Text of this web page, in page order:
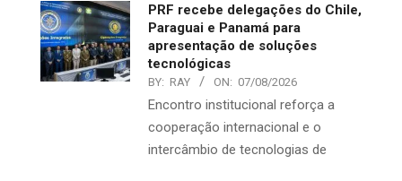
PRF recebe delegações do Chile,
Paraguai e Panamá para
apresentação de soluções
tecnológicas
BY: RAY ON: 07/08/2026
Encontro institucional reforça a
cooperação internacional e o
intercâmbio de tecnologias de